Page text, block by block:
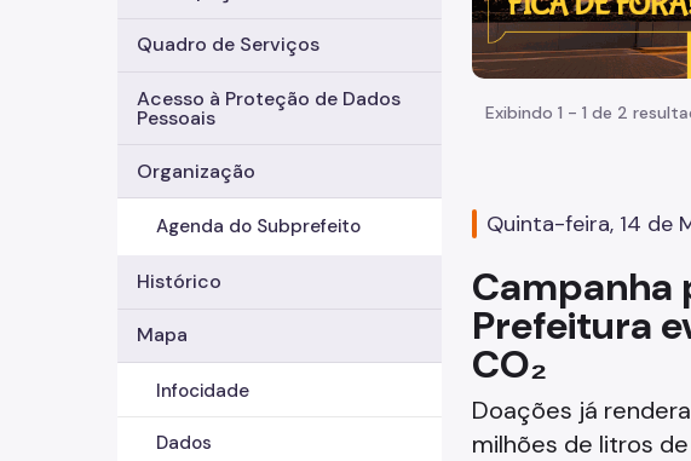
Quadro de Serviços
Acesso à Proteção de Dados
Pessoais
Organização
Agenda do Subprefeito
Histórico
Mapa
Infocidade
Dados
Exibindo 1 - 1 de 2
Quinta-feira, 14 de
Campanha
Prefeitura
CO₂
Doações já
milhões de litros